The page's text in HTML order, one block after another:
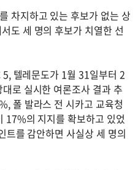
차지하고 있는 후보가 없는 상
도 세 명의 후보가 치열한 선
텔레문도가 1월 31일부터 2
로 실시한 여론조사 결과 추
폴 발라스 전 시카고 교육청
17%의 지지를 확보하고 있었
를 감안하면 사실상 세 명의